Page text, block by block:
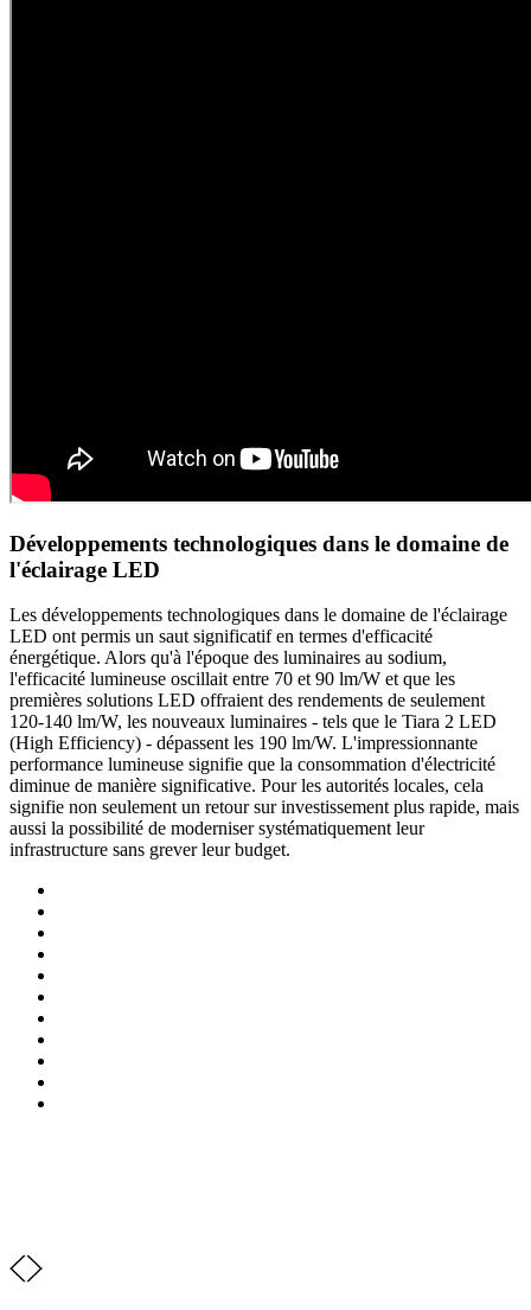
Développements technologiques dans le domaine de
l'éclairage LED
Les développements technologiques dans le domaine de l'éclairage
LED ont permis un saut significatif en termes d'efficacité
énergétique. Alors qu'à l'époque des luminaires au sodium,
l'efficacité lumineuse oscillait entre 70 et 90 lm/W et que les
premières solutions LED offraient des rendements de seulement
120-140 lm/W, les nouveaux luminaires - tels que le Tiara 2 LED
(High Efficiency) - dépassent les 190 lm/W. L'impressionnante
performance lumineuse signifie que la consommation d'électricité
diminue de manière significative. Pour les autorités locales, cela
signifie non seulement un retour sur investissement plus rapide, mais
aussi la possibilité de moderniser systématiquement leur
infrastructure sans grever leur budget.